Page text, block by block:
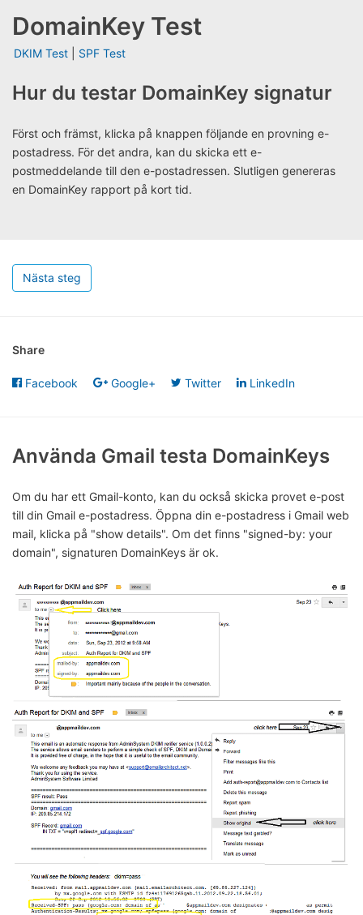
DomainKey Test
DKIM Test SPF Test
Hur du testar DomainKey signatur
Först och främst, klicka på knappen följande en provning e-
postadress. För det andra, kan du skicka ett e-
postmeddelande till den e-postadressen. Slutligen genereras
en DomainKey rapport på kort tid.
Nästa steg
Share
Facebook Google+ Twitter LinkedIn
Använda Gmail testa DomainKeys
Om du har ett Gmail-konto, kan du också skicka provet e-post
till din Gmail e-postadress. Öppna din e-postadress i Gmail web
mail, klicka på "show details". Om det finns "signed-by: your
domain", signaturen DomainKeys är ok.